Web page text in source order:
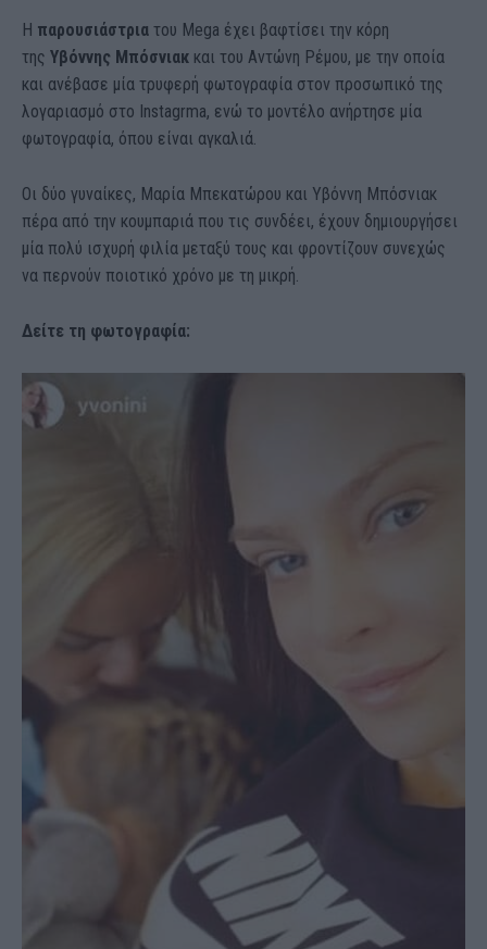
Η παρουσιάστρια του Mega έχει βαφτίσει την κόρη
της Υβόννης Μπόσνιακ και του Αντώνη Ρέμου, με την οποία
και ανέβασε μία τρυφερή φωτογραφία στον προσωπικό της
λογαριασμό στο Instagrma, ενώ το μοντέλο ανήρτησε μία
φωτογραφία, όπου είναι αγκαλιά.
Οι δύο γυναίκες, Μαρία Μπεκατώρου και Υβόννη Μπόσνιακ
πέρα από την κουμπαριά που τις συνδέει, έχουν δημιουργήσει
μία πολύ ισχυρή φιλία μεταξύ τους και φροντίζουν συνεχώς
να περνούν ποιοτικό χρόνο με τη μικρή.
Δείτε τη φωτογραφία: